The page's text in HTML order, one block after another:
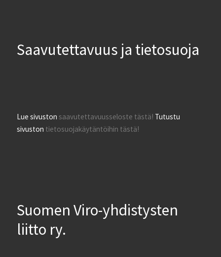
Saavutettavuus ja tietosuoja
Lue sivustonsaavutettavuusseloste tästä! Tutustu
sivuston tietosuojakäytäntöihin tästä!
Suomen Viro-yhdistysten
liitto ry.